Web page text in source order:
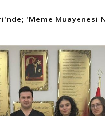
'Meme Muayenesi